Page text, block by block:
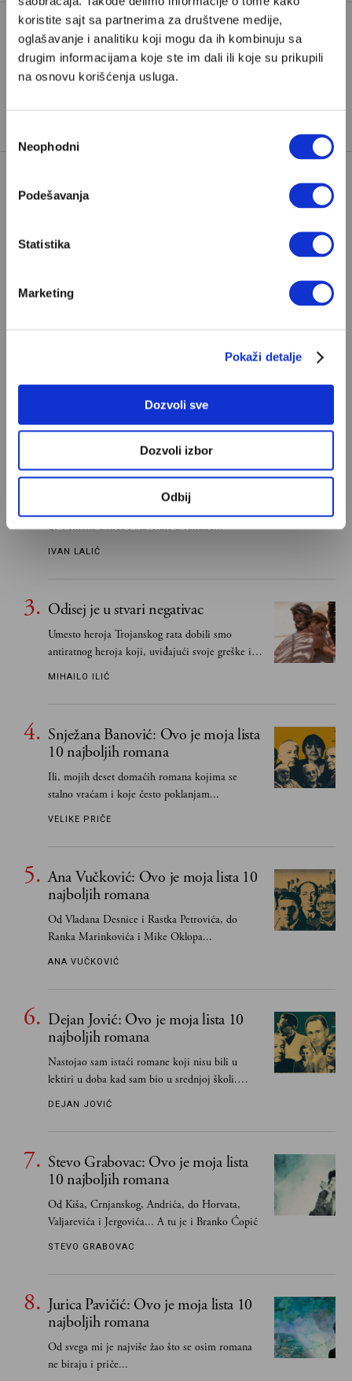
koristite sajt sa partnerima za društvene medije,
oglašavanje i analitiku koji mogu da ih kombinuju sa
drugim informacijama koje ste im dali ili koje su prikupili
na osnovu korišćenja usluga.
сагласности
Neophodni
Podešavanja
Statistika
Marketing
Pokaži detalje
Dozvoli sve
Dozvoli izbor
Odbij
TAGOVI:
ALEKSANDAR RADIĆ
RAT U UKRAJINI
POPULARNO
za mene je Bog sloboda. Mnogi mogu da vole, a
tek retki mogu da podnesu slobodu
ALEKSANDAR MISOJČIĆ
Ivan Lalić: Ovo je moja lista 10
najboljih romana
do Mihaila Lalića i Slavenke Drakulić...
IVAN LALIĆ
Odisej je u stvari negativac
Umesto heroja Trojanskog rata dobili smo
antiratnog heroja koji, uviđajući svoje greške i
učeći na njima, shvata da postoje stvari koje su
MIHAILO ILIĆ
Snježana Banović: Ovo je moja lista
10 najboljih romana
Ili, mojih deset domaćih romana kojima se
stalno vraćam i koje često poklanjam...
VELIKE PRIČE
Ana Vučković: Ovo je moja lista 10
najboljih romana
Od Vladana Desnice i Rastka Petrovića, do
Ranka Marinkovića i Mike Oklopa...
ANA VUČKOVIĆ
Dejan Jović: Ovo je moja lista 10
najboljih romana
Nastojao sam istaći romane koji nisu bili u
lektiri u doba kad sam bio u srednjoj školi.
Smatrao sam da su "klasici" već dovoljno
DEJAN JOVIĆ
Stevo Grabovac: Ovo je moja lista
10 najboljih romana
Od Kiša, Crnjanskog, Andrića, do Horvata,
Valjarevića i Jergovića... A tu je i Branko Ćopić
STEVO GRABOVAC
Jurica Pavičić: Ovo je moja lista 10
najboljih romana
Od svega mi je najviše žao što se osim romana
ne biraju i priče...